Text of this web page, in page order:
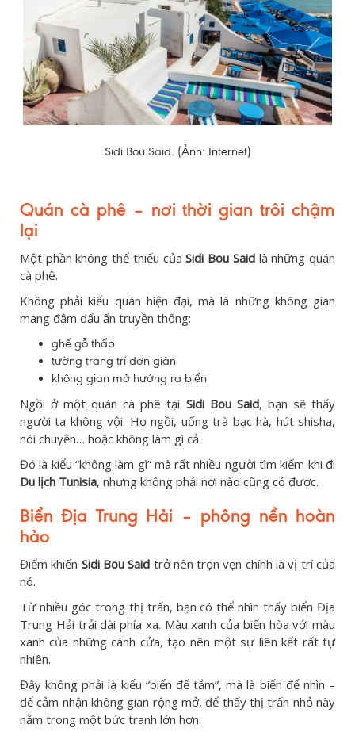
Sidi Bou Said. (Ảnh: Internet)
Quán cà phê – nơi thời gian trôi chậm
lại
Một phần không thể thiếu củaSidi Bou Saidlà những quán
cà phê.
Không phải kiểu quán hiện đại, mà là những không gian
mang đậm dấu ấn truyền thống:
ghế gỗ thấp
tường trang trí đơn giản
không gian mở hướng ra biển
Ngồi ở một quán cà phê tại Sidi Bou Said, bạn sẽ thấy
người ta không vội. Họ ngồi, uống trà bạc hà, hút shisha,
nói chuyện… hoặc không làm gì cả.
Đó là kiểu “không làm gì” mà rất nhiều người tìm kiếm khi đi
Du lịch Tunisia, nhưng không phải nơi nào cũng có được.
Biển Địa Trung Hải – phông nền hoàn
hảo
Điểm khiến Sidi Bou Said trở nên trọn vẹn chính là vị trí của
nó.
Từ nhiều góc trong thị trấn, bạn có thể nhìn thấy biển Địa
Trung Hải trải dài phía xa. Màu xanh của biển hòa với màu
xanh của những cánh cửa, tạo nên một sự liên kết rất tự
nhiên.
Đây không phải là kiểu “biển để tắm”, mà là biển để nhìn –
để cảm nhận không gian rộng mở, để thấy thị trấn nhỏ này
nằm trong một bức tranh lớn hơn.